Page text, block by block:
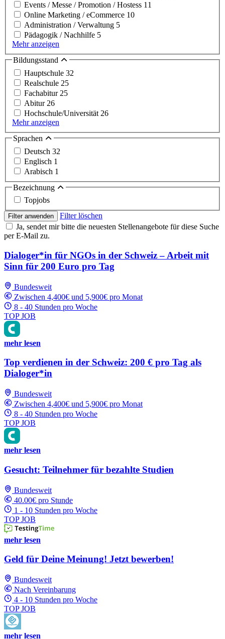
Events / Messe / Promotion / Hostess 11
Online Marketing / eCommerce 10
Administration / Verwaltung 5
Pädagogik / Nachhilfe 5
Mehr anzeigen
Bildungsstand
Hauptschule 32
Realschule 25
Fachabitur 25
Abitur 26
Hochschule/Universität 26
Mehr anzeigen
Sprachen
Deutsch 32
Englisch 1
Arabisch 1
Bezeichnung
Topjobs
Filter anwenden
Filter löschen
Ja, sendet mir bitte die neuesten Stellenangebote für diese Suche
per E-Mail zu.
Dialoger*in für NGOs in der Schweiz – Arbeit mit
Sinn für 200 Euro pro Tag
Bundesweit
Zwischen 4,400€ und 5,900€ pro Monat
8 - 40 Stunden pro Woche
TOP JOB
mehr lesen
Top verdienen in der Schweiz: 200 € pro Tag als
Dialoger*in
Bundesweit
Zwischen 4,400€ und 5,900€ pro Monat
8 - 40 Stunden pro Woche
TOP JOB
mehr lesen
Gesucht: Teilnehmer für bezahlte Studien
Bundesweit
40.00€ pro Stunde
1 - 10 Stunden pro Woche
TOP JOB
mehr lesen
Geld für Deine Meinung! Jetzt bewerben!
Bundesweit
Nach Vereinbarung
4 - 10 Stunden pro Woche
TOP JOB
mehr lesen